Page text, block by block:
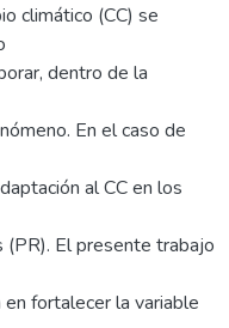
climático (CC) se
dentro de la
En el caso de
al CC en los
(PR). El presente trabajo
fortalecer la variable